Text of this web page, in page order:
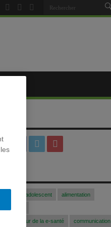
adolescent alimentation
au coeur de la e-santé communication